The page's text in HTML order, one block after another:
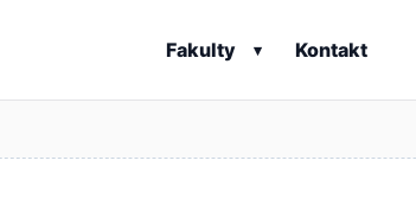
Fakulty ▾ Kontakt